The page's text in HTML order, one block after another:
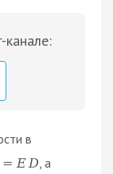
канале:
в
= E D , а